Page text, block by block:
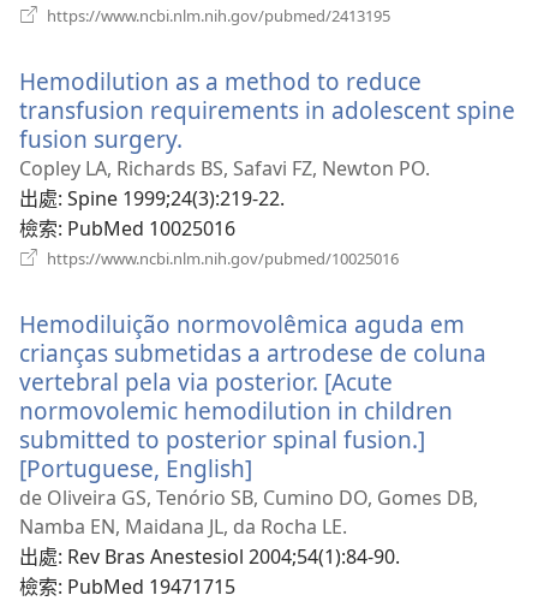
https://www.ncbi.nlm.nih.gov/pubmed/2413195
視
窗）
Hemodilution as a method to reduce
transfusion requirements in adolescent spine
fusion surgery.
啟
新
視
窗）
Copley LA, Richards BS, Safavi FZ, Newton PO.
出處‎: Spine 1999;24(3):219-22.
檢索‎: PubMed 10025016
https://www.ncbi.nlm.nih.gov/pubmed/10025016
視
窗）
Hemodiluição normovolêmica aguda em
crianças submetidas a artrodese de coluna
vertebral pela via posterior. [Acute
normovolemic hemodilution in children
submitted to posterior spinal fusion.]
[Portuguese, English]
啟
新
視
de Oliveira GS, Tenório SB, Cumino DO, Gomes DB,
Namba EN, Maidana JL, da Rocha LE.
出處‎: Rev Bras Anestesiol 2004;54(1):84-90.
檢索‎: PubMed 19471715